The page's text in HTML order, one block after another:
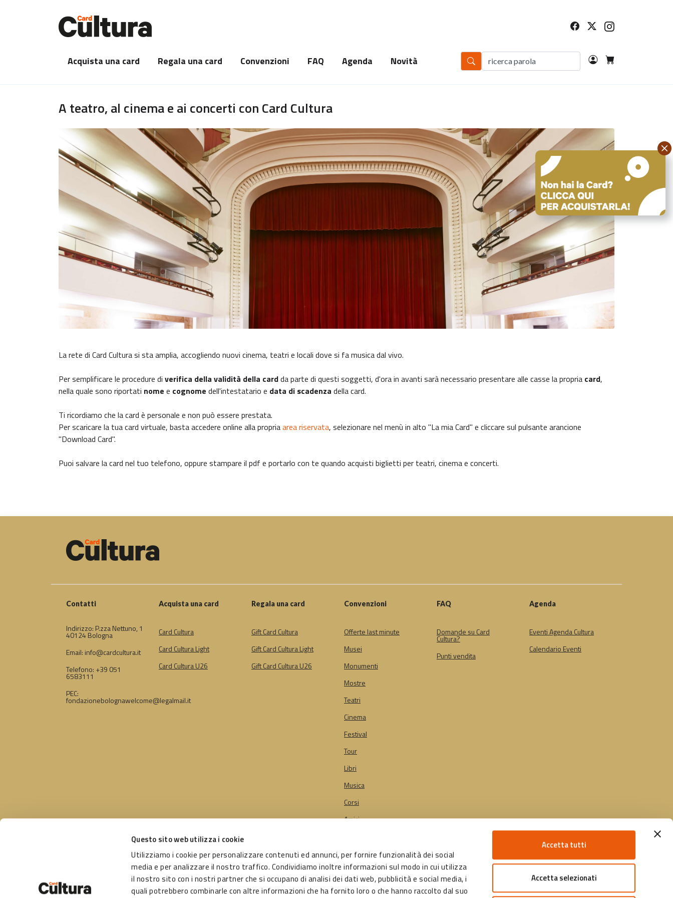
Questo sito web utilizza i cookie
Utilizziamo i cookie per personalizzare contenuti ed annunci, per fornire funzionalità dei social
media e per analizzare il nostro traffico. Condividiamo inoltre informazioni sul modo in cui utilizza
il nostro sito con i nostri partner che si occupano di analisi dei dati web, pubblicità e social media, i
quali potrebbero combinarle con altre informazioni che ha fornito loro o che hanno raccolto dal suo
Accetta tutti
Accetta selezionati
Acquista una card Regala una card Convenzioni FAQ Agenda Novità
A teatro, al cinema e ai concerti con Card Cultura
La rete di Card Cultura si sta amplia, accogliendo nuovi cinema, teatri e locali dove si fa musica dal vivo.
Per semplificare le procedure di verifica della validità della cardda parte di questi soggetti, d'ora in avanti sarà necessario presentare alle casse la propria card,
nella quale sono riportati nome e cognome dell'intestatario e data di scadenza della card.
Ti ricordiamo che la card è personale e non può essere prestata.
Per scaricare la tua card virtuale, basta accedere online alla propriaarea riservata, selezionare nel menù in alto "La mia Card" e cliccare sul pulsante arancione
"Download Card".
Puoi salvare la card nel tuo telefono, oppure stampare il pdf e portarlo con te quando acquisti biglietti per teatri, cinema e concerti.
Contatti
Indirizzo: P.zza Nettuno, 1
40124 Bologna
Email: info@cardcultura.it
Telefono: +39 051
6583111
PEC:
fondazionebolognawelcome@legalmail.it
Acquista una card
Card Cultura
Card Cultura Light
Card Cultura U26
Regala una card
Gift Card Cultura
Gift Card Cultura Light
Gift Card Cultura U26
Convenzioni
Offerte last minute
Musei
Monumenti
Mostre
Teatri
Cinema
Festival
Tour
Libri
Musica
Corsi
Amici
FAQ
Domande su Card
Cultura?
Punti vendita
Agenda
Eventi Agenda Cultura
Calendario Eventi
Un progetto di:
Comune di Bologna
Gestito da: